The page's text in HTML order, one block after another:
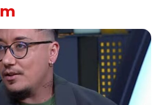
Caê Vasconcelos e repúdio aos